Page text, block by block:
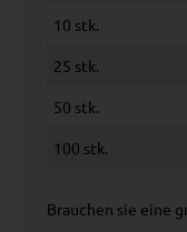
10 stk.
25 stk.
50 stk.
100 stk.
Brauchen sie eine